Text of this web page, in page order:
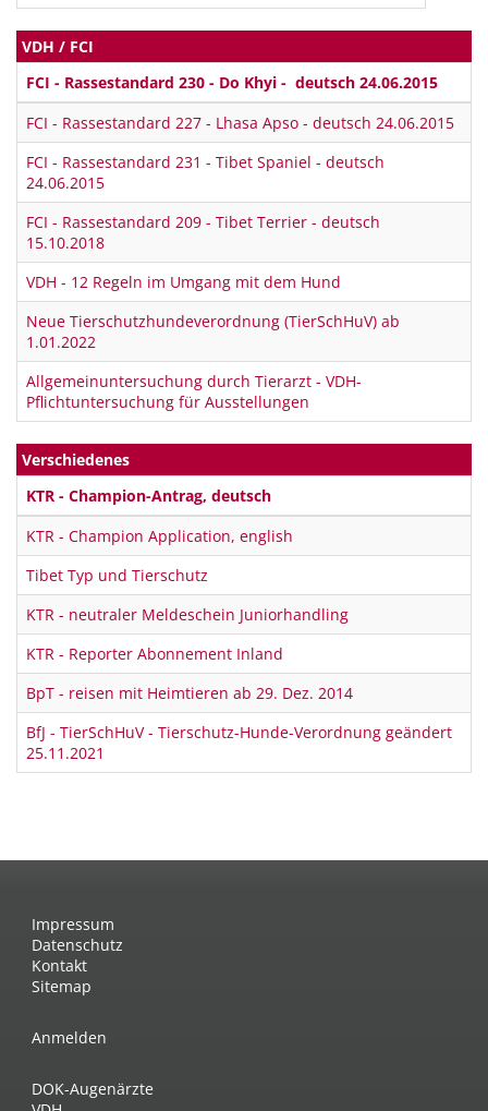
VDH / FCI
FCI - Rassestandard 230 - Do Khyi - deutsch 24.06.2015
FCI - Rassestandard 227 - Lhasa Apso - deutsch 24.06.2015
FCI - Rassestandard 231 - Tibet Spaniel - deutsch
24.06.2015
FCI - Rassestandard 209 - Tibet Terrier - deutsch
15.10.2018
VDH - 12 Regeln im Umgang mit dem Hund
Neue Tierschutzhundeverordnung (TierSchHuV) ab
1.01.2022
Allgemeinuntersuchung durch Tierarzt - VDH-
Pflichtuntersuchung für Ausstellungen
Verschiedenes
KTR - Champion-Antrag, deutsch
KTR - Champion Application, english
Tibet Typ und Tierschutz
KTR - neutraler Meldeschein Juniorhandling
KTR - Reporter Abonnement Inland
BpT - reisen mit Heimtieren ab 29. Dez. 2014
BfJ - TierSchHuV - Tierschutz-Hunde-Verordnung geändert
25.11.2021
Impressum
Datenschutz
Kontakt
Sitemap
Anmelden
DOK-Augenärzte